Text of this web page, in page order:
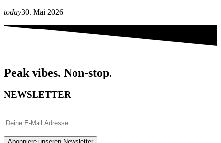
today30. Mai 2026
Peak vibes. Non-stop.
NEWSLETTER